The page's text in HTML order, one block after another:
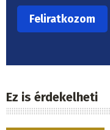
Ez is érdekelheti